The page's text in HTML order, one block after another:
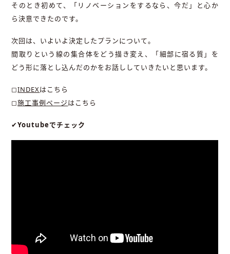
そのとき初めて、「リノベーションをするなら、今だ」と心か
ら決意できたのです。
次回は、いよいよ決定したプランについて。
間取りという線の集合体をどう描き変え、「細部に宿る質」を
どう形に落とし込んだのかをお話ししていきたいと思います。
◻︎INDEXはこちら
◻︎施工事例ページはこちら
✔︎Youtubeでチェック